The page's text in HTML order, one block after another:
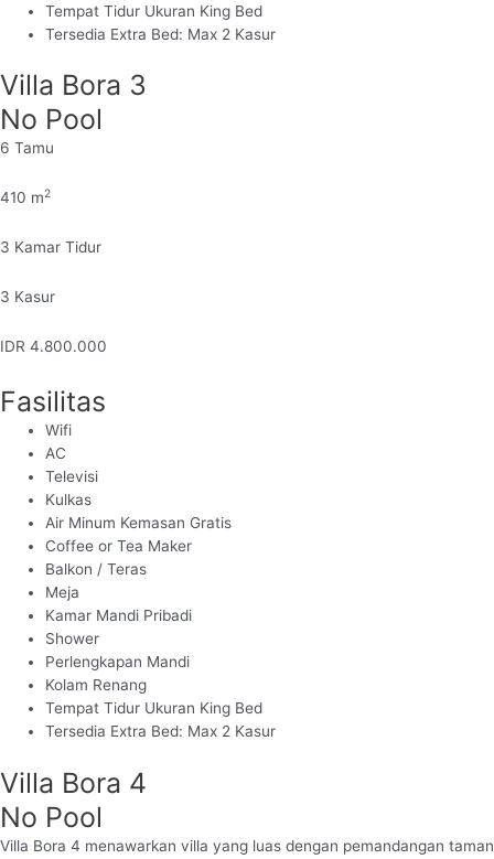
Tempat Tidur Ukuran King Bed
Tersedia Extra Bed: Max 2 Kasur
Villa Bora 3
No Pool
6 Tamu
410 m2
3 Kamar Tidur
3 Kasur
IDR 4.800.000
Fasilitas
Wifi
AC
Televisi
Kulkas
Air Minum Kemasan Gratis
Coffee or Tea Maker
Balkon / Teras
Meja
Kamar Mandi Pribadi
Shower
Perlengkapan Mandi
Kolam Renang
Tempat Tidur Ukuran King Bed
Tersedia Extra Bed: Max 2 Kasur
Villa Bora 4
No Pool
Villa Bora 4 menawarkan villa yang luas dengan pemandangan taman